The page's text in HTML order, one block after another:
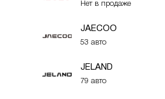
Нет в продаже
JAECOO
53 авто
JELAND
79 авто